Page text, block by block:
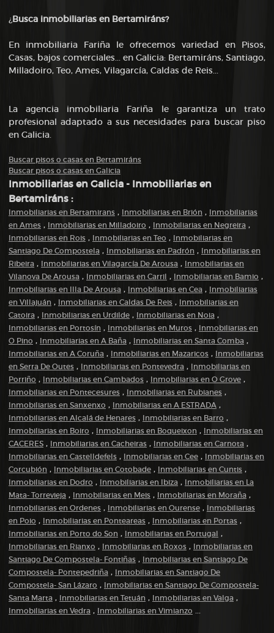
¿Busca inmobiliarias en Bertamiráns?
En inmobiliaria Fariña le ofrecemos variedad en Pisos,
Casas, bajos comerciales... en Galicia: Bertamiráns, Santiago,
Milladoiro, Teo, Ames, Vilagarcía, Caldas de Reis...
La agencia inmobiliaria Fariña le garantiza un trato
profesional adaptado a sus necesidades para buscar piso
en Galicia.
Buscar pisos o casas en Bertamiráns
Buscar pisos o casas en Galicia
Inmobiliarias en Galicia - Inmobiliarias en
Bertamiráns :
Inmobiliarias en Bertamirans , Inmobiliarias en Brión , Inmobiliarias
en Ames , Inmobiliarias en Milladoiro , Inmobiliarias en Negreira ,
Inmobiliarias en Rois , Inmobiliarias en Teo , Inmobiliarias en
Santiago De Compostela , Inmobiliarias en Padrón , Inmobiliarias en
Ribeira , Inmobiliarias en Vilagarcía De Arousa , Inmobiliarias en
Vilanova De Arousa , Inmobiliarias en Carril , Inmobiliarias en Bamio ,
Inmobiliarias en Illa De Arousa , Inmobiliarias en Cea , Inmobiliarias
en Villajuán , Inmobiliarias en Caldas De Reis , Inmobiliarias en
Catoira , Inmobiliarias en Urdilde , Inmobiliarias en Noia ,
Inmobiliarias en Portosín , Inmobiliarias en Muros , Inmobiliarias en
O Pino , Inmobiliarias en A Baña , Inmobiliarias en Santa Comba ,
Inmobiliarias en A Coruña , Inmobiliarias en Mazaricos , Inmobiliarias
en Serra De Outes , Inmobiliarias en Pontevedra , Inmobiliarias en
Porriño , Inmobiliarias en Cambados , Inmobiliarias en O Grove ,
Inmobiliarias en Pontecesures , Inmobiliarias en Rubianes ,
Inmobiliarias en Sanxenxo , Inmobiliarias en A ESTRADA ,
Inmobiliarias en Alcalá de Henares , Inmobiliarias en Barro ,
Inmobiliarias en Boiro , Inmobiliarias en Boqueixon , Inmobiliarias en
CACERES , Inmobiliarias en Cacheiras , Inmobiliarias en Carnota ,
Inmobiliarias en Castelldefels , Inmobiliarias en Cee , Inmobiliarias en
Corcubión , Inmobiliarias en Cotobade , Inmobiliarias en Cuntis ,
Inmobiliarias en Dodro , Inmobiliarias en Ibiza , Inmobiliarias en La
Mata- Torrevieja , Inmobiliarias en Meis , Inmobiliarias en Moraña ,
Inmobiliarias en Ordenes , Inmobiliarias en Ourense , Inmobiliarias
en Poio , Inmobiliarias en Ponteareas , Inmobiliarias en Portas ,
Inmobiliarias en Porto do Son , Inmobiliarias en Portugal ,
Inmobiliarias en Rianxo , Inmobiliarias en Roxos , Inmobiliarias en
Santiago De Compostela- Fontiñas , Inmobiliarias en Santiago De
Compostela- Pontepedriña , Inmobiliarias en Santiago De
Compostela- San Lázaro , Inmobiliarias en Santiago De Compostela-
Santa Marta , Inmobiliarias en Tetuán , Inmobiliarias en Valga ,
Inmobiliarias en Vedra , Inmobiliarias en Vimianzo ...